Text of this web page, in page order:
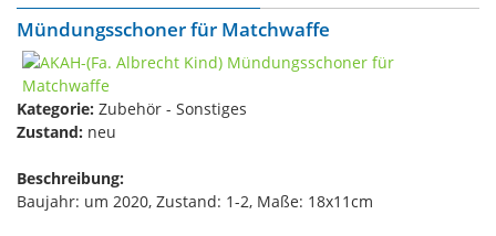
Mündungsschoner für Matchwaffe
Kategorie: Zubehör - Sonstiges
Zustand: neu
Beschreibung:
Baujahr: um 2020, Zustand: 1-2, Maße: 18x11cm